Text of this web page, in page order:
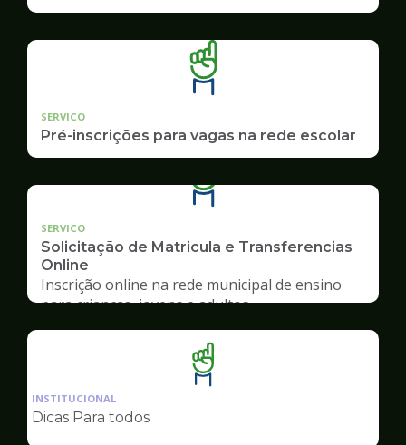
SERVICO
Pré-inscrições para vagas na rede escolar
SERVICO
Solicitação de Matricula e Transferencias
Online
Inscrição online na rede municipal de ensino
para crianças, jovens e adultos
Ilustração
da
INSTITUCIONAL
Dicas Para todos